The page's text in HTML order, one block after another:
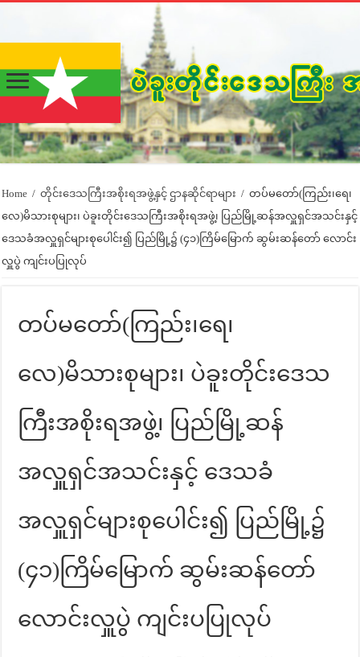
Home / တိုင်းဒေသကြီးအစိုးရအဖွဲ့နှင့် ဌာနဆိုင်ရာများ / တပ်မတော်(ကြည်း၊ရေ၊
လေ)မိသားစုများ၊ ပဲခူးတိုင်းဒေသကြီးအစိုးရအဖွဲ့၊ ပြည်မြို့ဆန်အလှူရှင်အသင်းနှင့်
ဒေသခံအလှူရှင်များစုပေါင်း၍ ပြည်မြို့၌ (၄၁)ကြိမ်မြောက် ဆွမ်းဆန်တော် လောင်း
လှူပွဲ ကျင်းပပြုလုပ်
တပ်မတော်(ကြည်း၊ရေ၊
လေ)မိသားစုများ၊ ပဲခူးတိုင်းဒေသ
ကြီးအစိုးရအဖွဲ့၊ ပြည်မြို့ဆန်
အလှူရှင်အသင်းနှင့် ဒေသခံ
အလှူရှင်များစုပေါင်း၍ ပြည်မြို့၌
(၄၁)ကြိမ်မြောက် ဆွမ်းဆန်တော်
လောင်းလှူပွဲ ကျင်းပပြုလုပ်